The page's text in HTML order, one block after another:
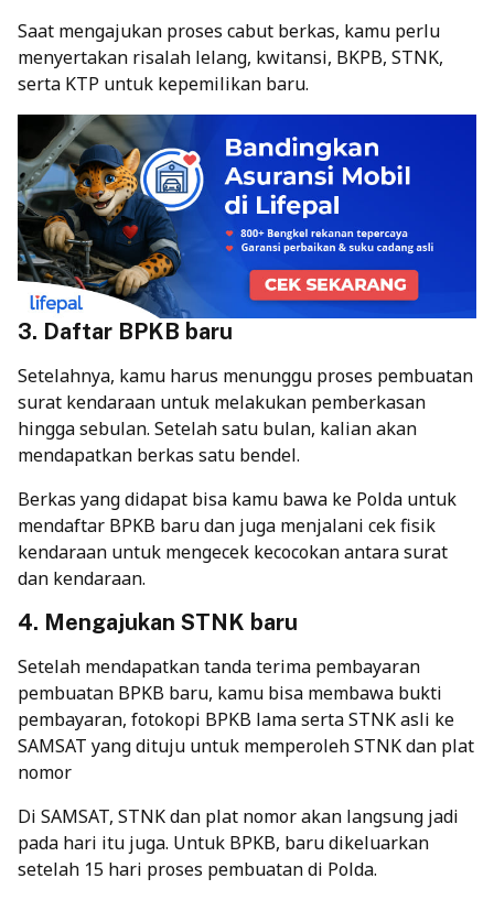
Saat mengajukan proses cabut berkas, kamu perlu
menyertakan risalah lelang, kwitansi, BKPB, STNK,
serta KTP untuk kepemilikan baru.
3. Daftar BPKB baru
Setelahnya, kamu harus menunggu proses pembuatan
surat kendaraan untuk melakukan pemberkasan
hingga sebulan. Setelah satu bulan, kalian akan
mendapatkan berkas satu bendel.
Berkas yang didapat bisa kamu bawa ke Polda untuk
mendaftar BPKB baru dan juga menjalani cek fisik
kendaraan untuk mengecek kecocokan antara surat
dan kendaraan.
4. Mengajukan STNK baru
Setelah mendapatkan tanda terima pembayaran
pembuatan BPKB baru, kamu bisa membawa bukti
pembayaran, fotokopi BPKB lama serta STNK asli ke
SAMSAT yang dituju untuk memperoleh STNK dan plat
nomor
Di SAMSAT, STNK dan plat nomor akan langsung jadi
pada hari itu juga. Untuk BPKB, baru dikeluarkan
setelah 15 hari proses pembuatan di Polda.